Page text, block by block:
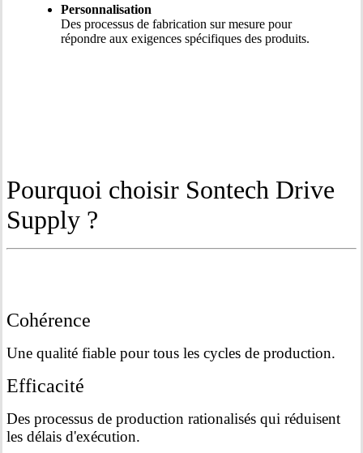
Personnalisation
Des processus de fabrication sur mesure pour
répondre aux exigences spécifiques des produits.
Pourquoi choisir Sontech Drive
Supply ?
Cohérence
Une qualité fiable pour tous les cycles de production.
Efficacité
Des processus de production rationalisés qui réduisent
les délais d'exécution.